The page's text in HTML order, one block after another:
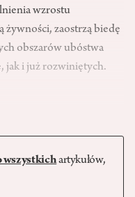
wzrostu
żywności, zaostrzą biedę
obszarów ubóstwa
jak i już rozwiniętych.
wszystkichartykułów,